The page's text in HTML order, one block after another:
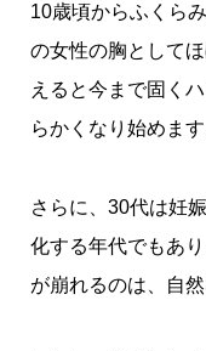
10歳頃からふくら
の女性の胸として
えると今まで固く
らかくなり始めます
さらに、30代は妊
化する年代でもあ
が崩れるのは、自